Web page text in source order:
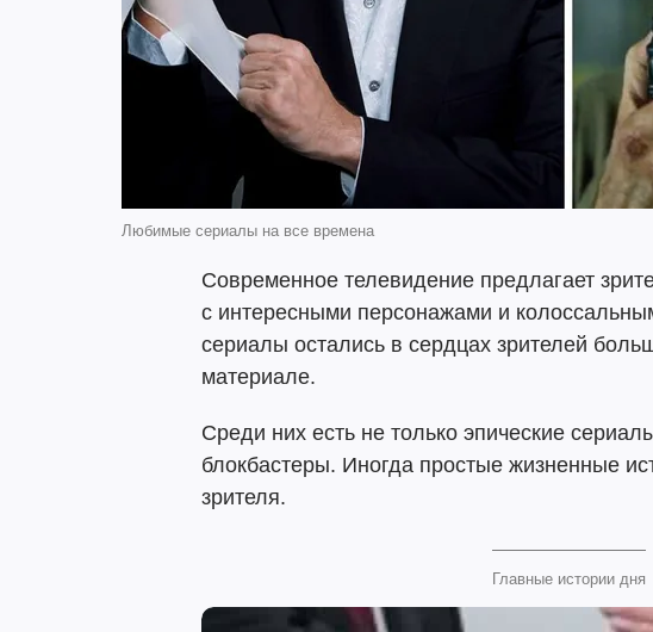
Любимые сериалы на все времена
Современное телевидение предлагает
с интересными персонажами и
сериалы остались в сердцах зрителей
материале.
Среди них есть не только эпические
блокбастеры. Иногда простые жизненные
зрителя.
Главные истории дня